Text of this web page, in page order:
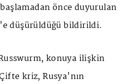
önce duyurulan
düşürüldüğü bildirildi.
konuya ilişkin
kriz, Rusya'nın